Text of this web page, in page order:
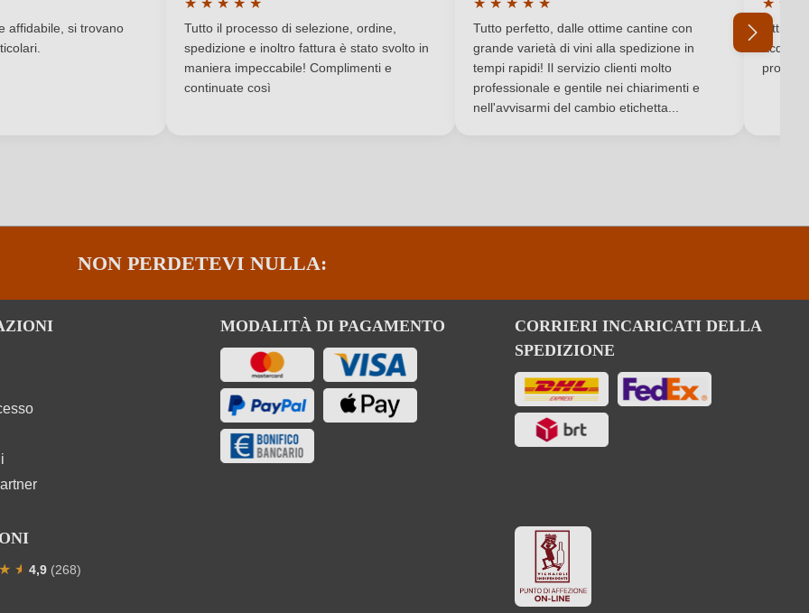
Vino rosso Varietà di uva Aleatico
Ho dimenticato la mia password.
di 5 su 5 stelle
affidabile, si trovano
★ ★ ★ ★ ★
Valutazione media di 5 su 5 stelle
Tutto il processo di selezione, ordine,
spedizione e inoltro fattura è stato svolto in
maniera impeccabile! Complimenti e
continuate così
★ ★ ★ ★ ★
Valutazione media di 5 su 5 stelle
Tutto perfetto, dalle ottime cantine con
grande varietà di vini alla spedizione in
tempi rapidi! Il servizio clienti molto
professionale e gentile nei chiarimenti e
nell'avvisarmi del cambio etichetta...
★ ★
Ottimo
NON PERDETEVI NULLA:
MODALITÀ DI PAGAMENTO
CORRIERI INCARICATI DELLA
SPEDIZIONE
★ ★
★ 4,9 (268)